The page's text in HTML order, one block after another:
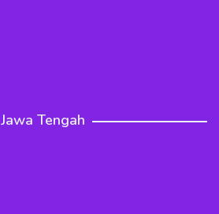
Jawa Tengah